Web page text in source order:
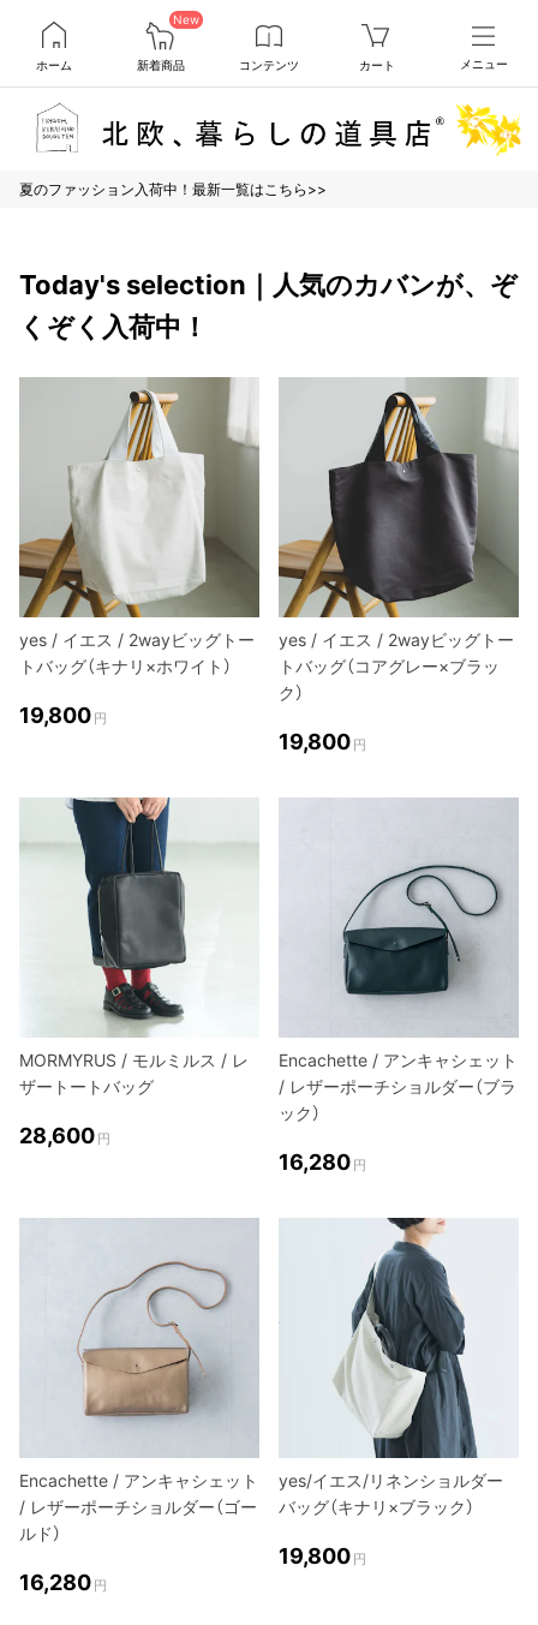
ホーム
New
新着商品 コンテンツ カート メニュー
夏のファッション入荷中！最新一覧はこちら>>
Today's selection｜人気のカバンが、ぞ
くぞく入荷中！
yes / イエス / 2wayビッグトー
トバッグ（キナリ×ホワイト）
19,800 円
yes / イエス / 2wayビッグトー
トバッグ（コアグレー×ブラッ
ク）
19,800 円
MORMYRUS / モルミルス / レ
ザートートバッグ
28,600 円
Encachette / アンキャシェット
/ レザーポーチショルダー（ブラ
ック）
16,280 円
Encachette / アンキャシェット
/ レザーポーチショルダー（ゴー
ルド）
16,280 円
yes/イエス/リネンショルダー
バッグ（キナリ×ブラック）
19,800 円